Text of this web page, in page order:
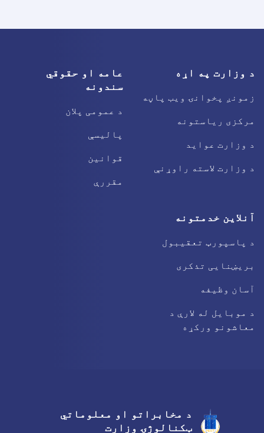
د وزارت په اړه
زمونږ پخوانۍ ویب پاڼه
مرکزی ریاستونه
د وزارت عواید
د وزارت لاسته راوړنې
عامه او حقوقي
سندونه
د عمومی پلان
پالیسې
قوانین
مقررې
آنلاین خدمتونه
د پاسپورټ تعقیبول
بریښنایی تذکری
آسان وظیفه
د موبایل له لارې د
معاشونو ورکړه
د مخابراتو او معلوماتي
ټکنالوژۍ وزارت